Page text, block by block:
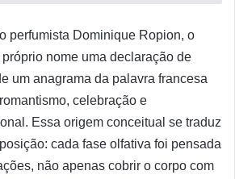
perfumista Dominique Ropion, o
nome uma declaração de
um anagrama da palavra francesa
celebração e
Essa origem conceitual se traduz
cada fase olfativa foi pensada
não apenas cobrir o corpo com